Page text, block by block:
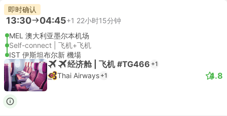
即时确认
13:30 04:45+1 22小时15分钟
MEL 澳大利亚墨尔本机场
Self-connect | 飞机+飞机
IST 伊斯坦布尔新 機場
经济舱 | 飞机 #TG466 +1
Thai Airways +1 4.8